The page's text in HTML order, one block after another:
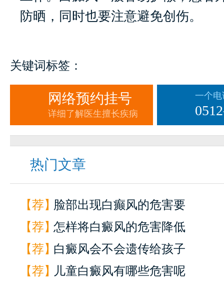
防晒，同时也要注意避免创伤。
关键词标签：
网络预约挂号
详细了解医生擅长疾病
一个
热门文章
【荐】脸部出现白癫风的危害要
【荐】怎样将白癜风的危害降低
【荐】白癜风会不会遗传给孩子
【荐】 儿童白癜风有哪些危害呢